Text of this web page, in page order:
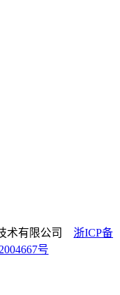
术有限公司 浙ICP备
号